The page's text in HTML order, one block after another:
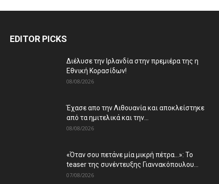
EDITOR PICKS
Διέλυσε την Ιρλανδία στην πρεμιέρα της η
Εθνική Κορασίδων!
08/08/2026
Έχασε απο την Λιθουανία και αποκλείστηκε
από τα ημιτελικά και την...
08/08/2026
«Όταν σου πετάνε μία μικρή πέτρα…»: Το
teaser της συνέντευξης Γιαννακόπουλου...
07/08/2026